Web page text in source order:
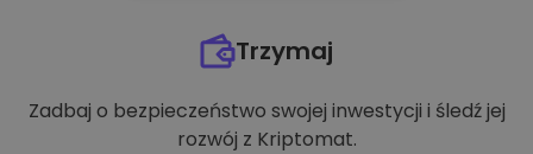
Trzymaj
Zadbaj o bezpieczeństwo swojej inwestycji i śledź jej
rozwój z Kriptomat.
TARGETOWANIE
FUNKCJONALNOŚĆ